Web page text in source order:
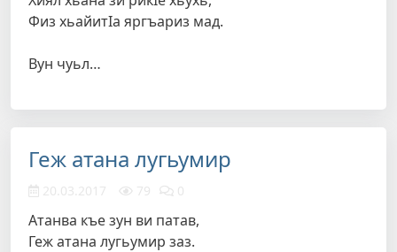
Физ хьайитIа яргъариз мад.
Вун чуьл…
Геж атана лугьумир
20.03.2017 79 0
Атанва къе зун ви патав,
Геж атана лугьумир заз.